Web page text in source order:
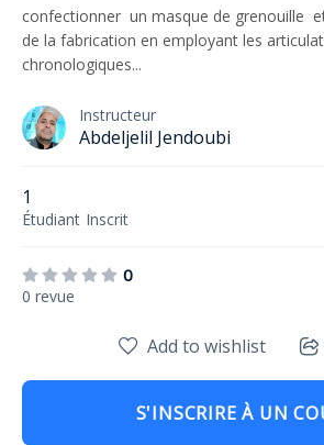
confectionner un masque de grenouille
de la fabrication en employant les
chronologiques...
Instructeur
Abdeljelil Jendoubi
1
Étudiant Inscrit
0
0 revue
Add to wishlist
S'INSCRIRE À UN